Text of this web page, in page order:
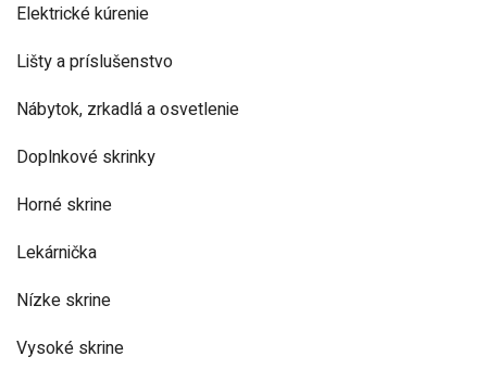
Elektrické kúrenie
Lišty a príslušenstvo
Nábytok, zrkadlá a osvetlenie
Doplnkové skrinky
Horné skrine
Lekárnička
Nízke skrine
Vysoké skrine